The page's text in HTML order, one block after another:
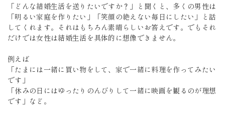
「どんな結婚生活を送りたいですか？」と聞くと、多くの男性は
「明るい家庭を作りたい」「笑顔の絶えない毎日にしたい」と話
してくれます。それはもちろん素晴らしいお答えです。でもそれ
だけでは女性は結婚生活を具体的に想像できません。
例えば
「たまには一緒に買い物をして、家で一緒に料理を作ってみたい
です」
「休みの日にはゆったりのんびりして一緒に映画を観るのが理想
です」など。